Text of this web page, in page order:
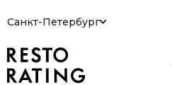
Санкт-Петербург